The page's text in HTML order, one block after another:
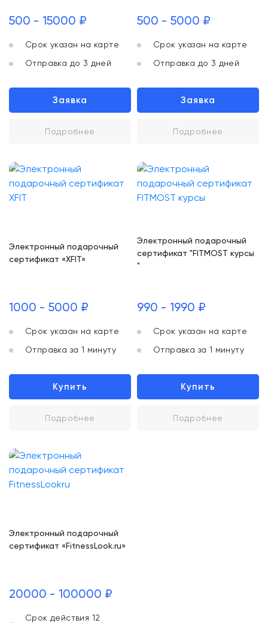
500 - 15000 ₽
Срок указан на карте
Отправка до 3 дней
Заявка
Подробнее
500 - 5000 ₽
Срок указан на карте
Отправка до 3 дней
Заявка
Подробнее
Электронный подарочный
сертификат «XFIT»
1000 - 5000 ₽
Срок указан на карте
Отправка за 1 минуту
Купить
Подробнее
Электронный подарочный
сертификат "FITMOST курсы
"
990 - 1990 ₽
Срок указан на карте
Отправка за 1 минуту
Купить
Подробнее
Электронный подарочный
сертификат «FitnessLook.ru»
20000 - 100000 ₽
Срок действия 12